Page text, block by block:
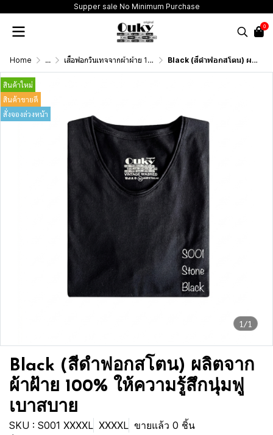
Supper sale No Minimum Purchase
0
Home ... เสื้อฟอกวินเทจจากผ้าผ้าย 100 เปอร์เซนต์ รุ่นดั้งเดิม (T-Shirt Originai Vintage Washed Cotton 100%) Black (สีดำฟอกสโตน) ผลิตจากผ้าฝ้าย 100% ให้ความรู้สึกนุ่มฟู เบาสบาย
1/1
สินค้าใหม่
สินค้าขายดี
สั่งจองล่วงหน้า
Black (สีดำฟอกสโตน) ผลิตจาก
ผ้าฝ้าย 100% ให้ความรู้สึกนุ่มฟู
เบาสบาย
SKU : S001 XXXXL XXXXL ขายแล้ว 0 ชิ้น